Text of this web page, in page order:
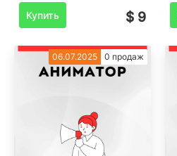
Купить
$ 9
06.07.2025 0 продаж